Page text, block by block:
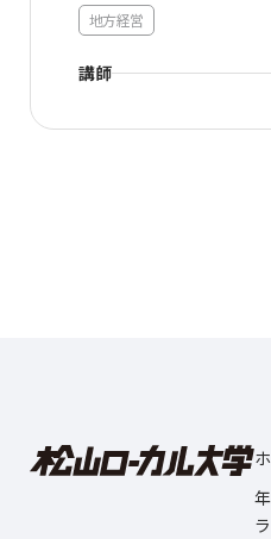
地方経営
講師